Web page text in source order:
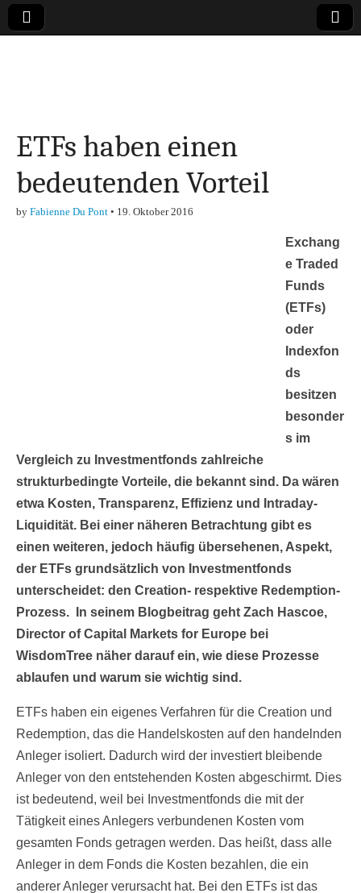
Finanzen,
Marketing-, Vertrieb-
& Investment-Tipps
ETFs haben einen
bedeutenden Vorteil
by Fabienne Du Pont • 19. Oktober 2016
Exchang
e Traded
Funds
(ETFs)
oder
Indexfon
ds
besitzen
besonder
s im
Vergleich zu Investmentfonds zahlreiche
strukturbedingte Vorteile, die bekannt sind. Da wären
etwa Kosten, Transparenz, Effizienz und Intraday-
Liquidität. Bei einer näheren Betrachtung gibt es
einen weiteren, jedoch häufig übersehenen, Aspekt,
der ETFs grundsätzlich von Investmentfonds
unterscheidet: den Creation- respektive Redemption-
Prozess. In seinem Blogbeitrag geht Zach Hascoe,
Director of Capital Markets for Europe bei
WisdomTree näher darauf ein, wie diese Prozesse
ablaufen und warum sie wichtig sind.
ETFs haben ein eigenes Verfahren für die Creation und
Redemption, das die Handelskosten auf den handelnden
Anleger isoliert. Dadurch wird der investiert bleibende
Anleger von den entstehenden Kosten abgeschirmt. Dies
ist bedeutend, weil bei Investmentfonds die mit der
Tätigkeit eines Anlegers verbundenen Kosten vom
gesamten Fonds getragen werden. Das heißt, dass alle
Anleger in dem Fonds die Kosten bezahlen, die ein
anderer Anleger verursacht hat. Bei den ETFs ist das